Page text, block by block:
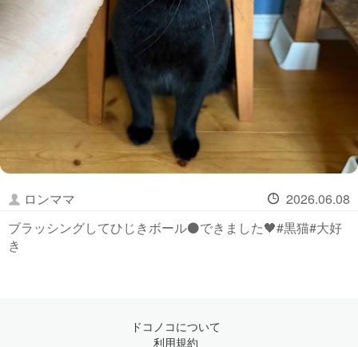
ロンママ
2026.06.08
ブラッシングしてひじきボール⚫️できました🖤#黒猫#大好
き
ドコノコについて
利用規約